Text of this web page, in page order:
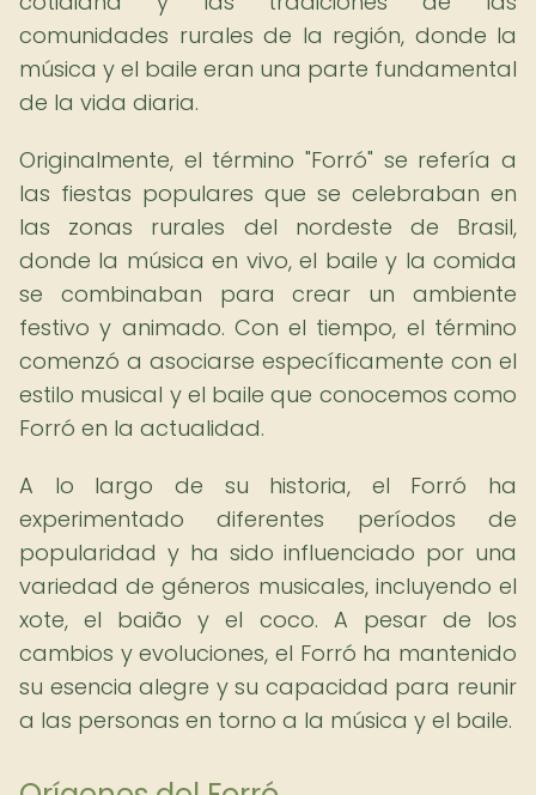
comunidades rurales de la región, donde la
música y el baile eran una parte fundamental
de la vida diaria.
Originalmente, el término "Forró" se refería a
las fiestas populares que se celebraban en
las zonas rurales del nordeste de Brasil,
donde la música en vivo, el baile y la comida
se combinaban para crear un ambiente
festivo y animado. Con el tiempo, el término
comenzó a asociarse específicamente con el
estilo musical y el baile que conocemos como
Forró en la actualidad.
A lo largo de su historia, el Forró ha
experimentado diferentes períodos de
popularidad y ha sido influenciado por una
variedad de géneros musicales, incluyendo el
xote, el baião y el coco. A pesar de los
cambios y evoluciones, el Forró ha mantenido
su esencia alegre y su capacidad para reunir
a las personas en torno a la música y el baile.